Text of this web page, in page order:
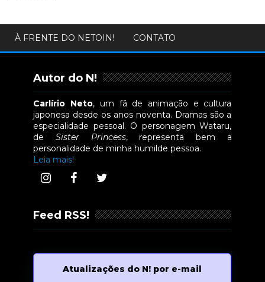
À FRENTE DO NETOIN! CONTATO
Autor do N!
Carlírio Neto, um fã de animação e cultura
japonesa desde os anos noventa. Dramas são a
especialidade pessoal. O personagem Wataru,
deSister Princess, representa bem a
personalidade de minha humilde pessoa.
Leia mais!
Feed RSS!
Atualizações do N! por e-mail